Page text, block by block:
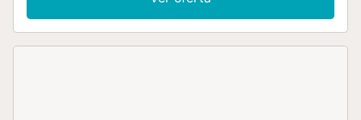
y poder disfrutar de las bonitas zonas ajardinadas rodean
la propiedad. Esta espléndida y moderna villa, distribuida